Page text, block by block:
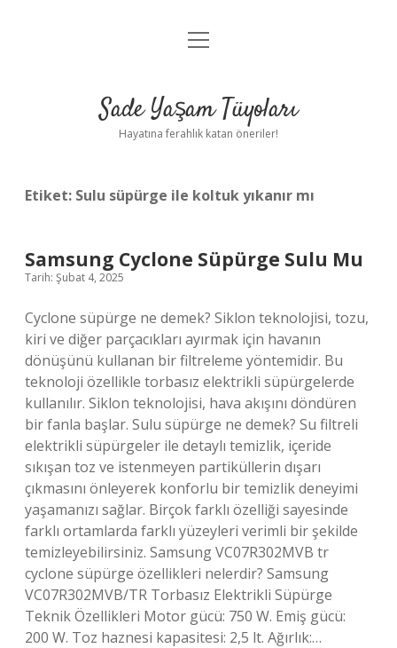
Anasayfa
Yasal Uyarı
menüyü
Sade Yaşam Tüyoları
Hayatına ferahlık katan öneriler!
Etiket: Sulu süpürge ile koltuk yıkanır mı
Samsung Cyclone Süpürge Sulu Mu
Tarih: Şubat 4, 2025
Cyclone süpürge ne demek? Siklon teknolojisi, tozu,
kiri ve diğer parçacıkları ayırmak için havanın
dönüşünü kullanan bir filtreleme yöntemidir. Bu
teknoloji özellikle torbasız elektrikli süpürgelerde
kullanılır. Siklon teknolojisi, hava akışını döndüren
bir fanla başlar. Sulu süpürge ne demek? Su filtreli
elektrikli süpürgeler ile detaylı temizlik, içeride
sıkışan toz ve istenmeyen partiküllerin dışarı
çıkmasını önleyerek konforlu bir temizlik deneyimi
yaşamanızı sağlar. Birçok farklı özelliği sayesinde
farklı ortamlarda farklı yüzeyleri verimli bir şekilde
temizleyebilirsiniz. Samsung VC07R302MVB tr
cyclone süpürge özellikleri nelerdir? Samsung
VC07R302MVB/TR Torbasız Elektrikli Süpürge
Teknik Özellikleri Motor gücü: 750 W. Emiş gücü:
200 W. Toz haznesi kapasitesi: 2,5 lt. Ağırlık:…